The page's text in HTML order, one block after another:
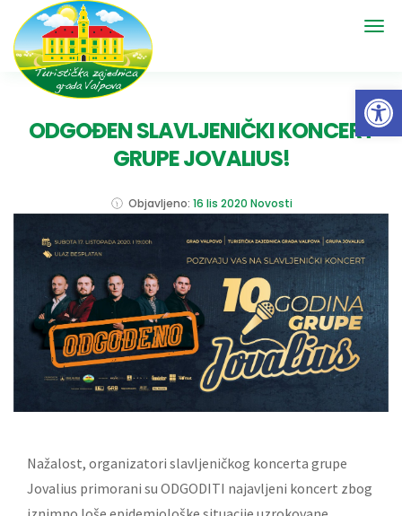
ODGOĐEN SLAVLJENIČKI KONCERT
GRUPE JOVALIUS!
Objavljeno: 16 lis 2020 Novosti
Nažalost, organizatori slavljeničkog koncerta grupe
Jovalius primorani su ODGODITI najavljeni koncert zbog